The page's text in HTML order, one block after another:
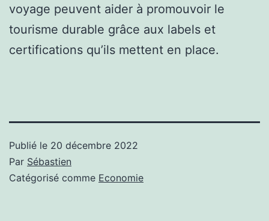
voyage peuvent aider à promouvoir le
tourisme durable grâce aux labels et
certifications qu’ils mettent en place.
Publié le 20 décembre 2022
Par Sébastien
Catégorisé comme Economie